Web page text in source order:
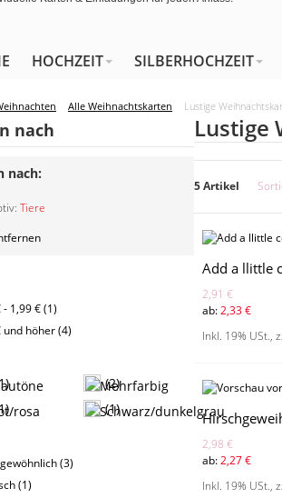
HOCHZEIT SILBERHOCHZEIT
Alle Weihnachtskarten Lustige
Lustige
5 Artikel
Add a llittle
2,91 €
ab:2,33 €
Inkl. 19% USt.,
2,98 €
ab:2,27 €
Inkl. 19% USt.,
nach
nach:
Tiere
- 1,99 €(1)
und höher(4)
(2)
(1)
(3)
(1)